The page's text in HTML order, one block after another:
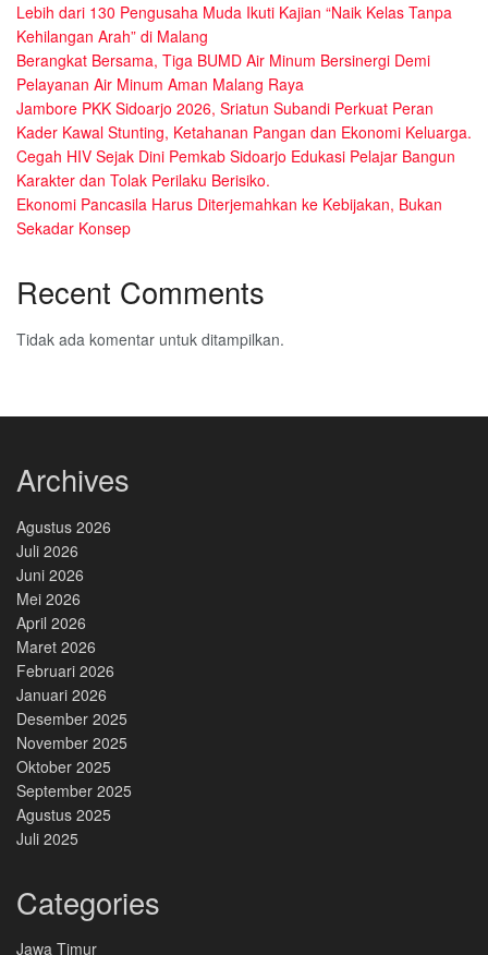
Lebih dari 130 Pengusaha Muda Ikuti Kajian “Naik Kelas Tanpa
Kehilangan Arah” di Malang
Berangkat Bersama, Tiga BUMD Air Minum Bersinergi Demi
Pelayanan Air Minum Aman Malang Raya
Jambore PKK Sidoarjo 2026, Sriatun Subandi Perkuat Peran
Kader Kawal Stunting, Ketahanan Pangan dan Ekonomi Keluarga.
Cegah HIV Sejak Dini Pemkab Sidoarjo Edukasi Pelajar Bangun
Karakter dan Tolak Perilaku Berisiko.
Ekonomi Pancasila Harus Diterjemahkan ke Kebijakan, Bukan
Sekadar Konsep
Recent Comments
Tidak ada komentar untuk ditampilkan.
Archives
Agustus 2026
Juli 2026
Juni 2026
Mei 2026
April 2026
Maret 2026
Februari 2026
Januari 2026
Desember 2025
November 2025
Oktober 2025
September 2025
Agustus 2025
Juli 2025
Categories
Jawa Timur